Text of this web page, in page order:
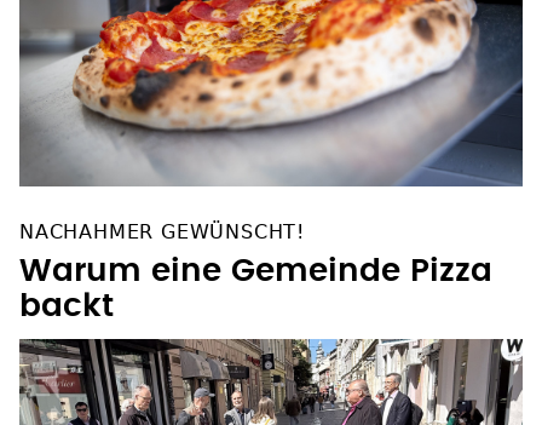
NACHAHMER GEWÜNSCHT!
Warum eine Gemeinde Pizza
backt